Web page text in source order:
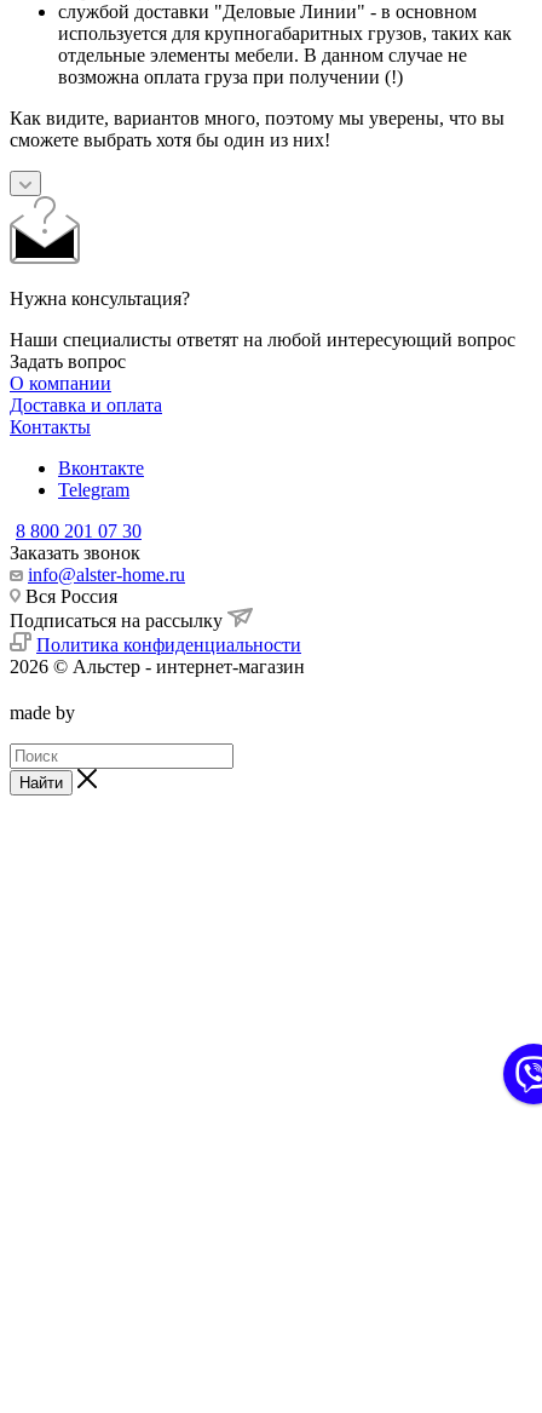
службой доставки "Деловые Линии" - в основном
используется для крупногабаритных грузов, таких как
отдельные элементы мебели. В данном случае не
возможна оплата груза при получении (!)
Как видите, вариантов много, поэтому мы уверены, что вы
сможете выбрать хотя бы один из них!
Нужна консультация?
Наши специалисты ответят на любой интересующий вопрос
Задать вопрос
О компании
Доставка и оплата
Контакты
Вконтакте
Telegram
8 800 201 07 30
Заказать звонок
info@alster-home.ru
Вся Россия
Подписаться на рассылку
Политика конфиденциальности
2026 © Альстер - интернет-магазин
made by
Найти